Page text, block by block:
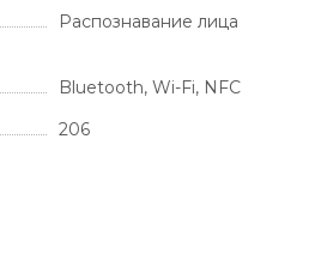
Распознавание лица
Bluetooth, Wi-Fi, NFC
206